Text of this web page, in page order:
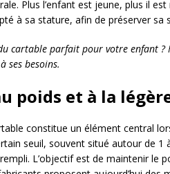
Plus l’enfant est jeune, plus il
à sa stature, afin de préserver sa
cartable parfait pour votre enfant ?
ses besoins.
poids et à la
constitue un élément central
seuil, souvent situé autour de
L’objectif est de maintenir le